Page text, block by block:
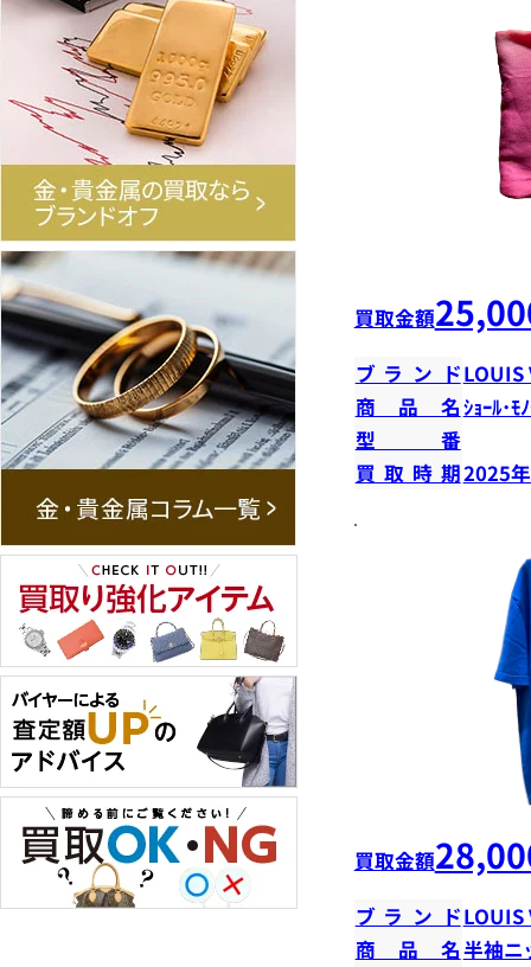
買取金額
ブランドLOUIS
商品名ｼｮｰﾙ･ﾓ
型番
買取時期2025
買取金額
ブランドLOUIS
商品名半袖ニ